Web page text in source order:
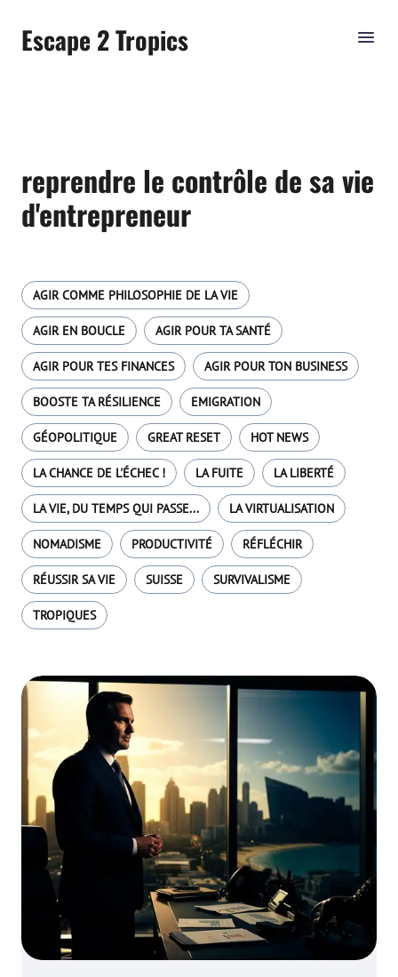
Escape 2 Tropics
reprendre le contrôle de sa vie
d'entrepreneur
AGIR COMME PHILOSOPHIE DE LA VIE
AGIR EN BOUCLE AGIR POUR TA SANTÉ
AGIR POUR TES FINANCES AGIR POUR TON BUSINESS
BOOSTE TA RÉSILIENCE EMIGRATION
GÉOPOLITIQUE GREAT RESET HOT NEWS
LA CHANCE DE L'ÉCHEC ! LA FUITE LA LIBERTÉ
LA VIE, DU TEMPS QUI PASSE... LA VIRTUALISATION
NOMADISME PRODUCTIVITÉ RÉFLÉCHIR
RÉUSSIR SA VIE SUISSE SURVIVALISME
TROPIQUES